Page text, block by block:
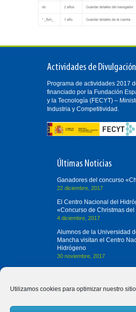
Utilizamos cookies para optimizar nuestro
Actividades de
Programa de actividades 2017
financiado por la Fundación
y la Tecnología (FECYT) –
Industria y Competitividad.
Últimas Noticias
Ganadores del concurso
22 diciembre, 2017
El Centro Nacional del
«Concurso de Christmas
4 diciembre, 2017
Alumnos de la Universidad
Mancha visitan el Centro
Hidrógeno
30 noviembre, 2017
Contacta con Nosotros
(+34) 926 420 682